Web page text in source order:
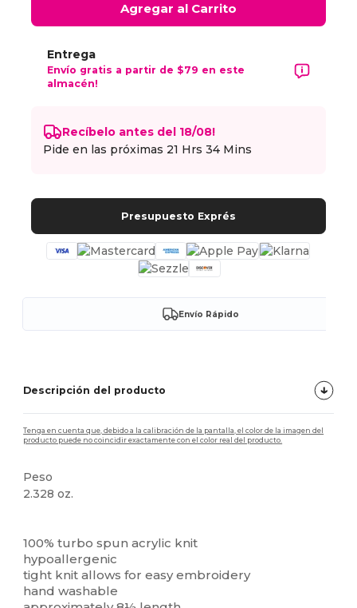
Agregar al Carrito
Entrega
Envío gratis a partir de $79 en este
almacén!
Recíbelo antes del 18/08!
Pide en las próximas 21 Hrs 34 Mins
Presupuesto Exprés
Envío Rápido
Descripción del producto
Tenga en cuenta que, debido a la calibración de la pantalla, el color de la imagen del
producto puede no coincidir exactamente con el color real del producto.
Peso
2.328 oz.
100% turbo spun acrylic knit
hypoallergenic
tight knit allows for easy embroidery
hand washable